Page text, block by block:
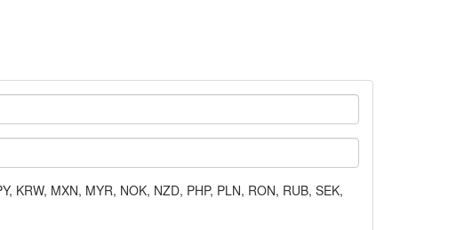
KRW, MXN, MYR, NOK, NZD, PHP, PLN, RON, RUB, SEK,